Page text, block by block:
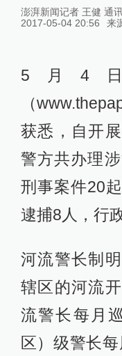
澎湃新闻记者 王健 通
2017-05-04 20:56
来
5月4
（
获悉，自开
警方共办理
刑事案件20
逮捕8人，行
河流警长制
辖区的河流
流警长每月
区）级警长